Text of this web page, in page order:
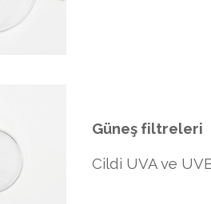
Güneş filtreleri
Cildi UVA ve